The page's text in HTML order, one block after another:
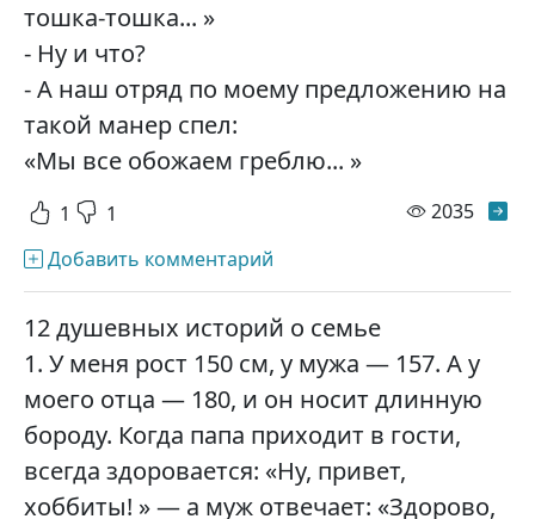
тошка-тошка... »
- Ну и что?
- А наш отряд по моему предложению на
такой манер спел:
«Мы все обожаем греблю... »
1 1 2035
Добавить комментарий
12 душевных историй о семье
1. У меня рост 150 см, у мужа — 157. А у
моего отца — 180, и он носит длинную
бороду. Когда папа приходит в гости,
всегда здоровается: «Ну, привет,
хоббиты! » — а муж отвечает: «Здорово,